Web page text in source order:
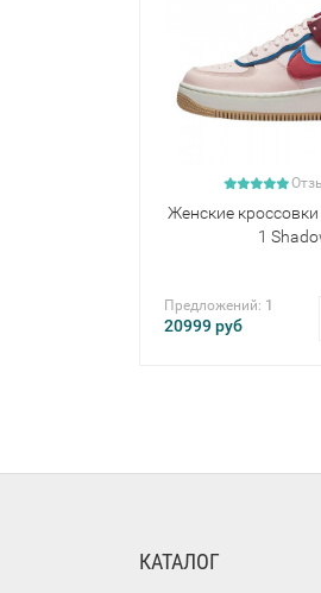
Женские
1
Предложений: 1
20999руб
КАТАЛОГ